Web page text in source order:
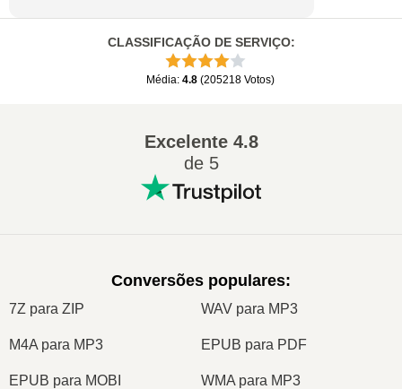
CLASSIFICAÇÃO DE SERVIÇO:
Média: 4.8 (205218 Votos)
Excelente4.8
de 5
Conversões populares:
7Z para ZIP WAV para MP3
M4A para MP3 EPUB para PDF
EPUB para MOBI WMA para MP3